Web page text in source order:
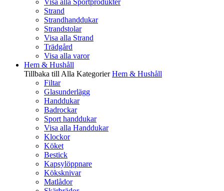
Visa alla Sportprodukter
Strand
Strandhanddukar
Strandstolar
Visa alla Strand
Trädgård
Visa alla varor
Hem & Hushåll
Tillbaka till Alla Kategorier Hem & Hushåll
Filtar
Glasunderlägg
Handdukar
Badrockar
Sport handdukar
Visa alla Handdukar
Klockor
Köket
Bestick
Kapsylöppnare
Köksknivar
Matlådor